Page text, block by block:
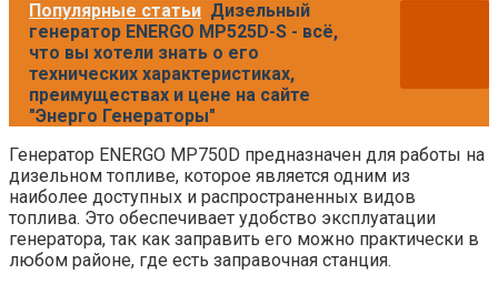
Популярные статьи Дизельный
генератор ENERGO MP525D-S - всё,
что вы хотели знать о его
технических характеристиках,
преимуществах и цене на сайте
"Энерго Генераторы"
Генератор ENERGO MP750D предназначен для работы на
дизельном топливе, которое является одним из
наиболее доступных и распространенных видов
топлива. Это обеспечивает удобство эксплуатации
генератора, так как заправить его можно практически в
любом районе, где есть заправочная станция.